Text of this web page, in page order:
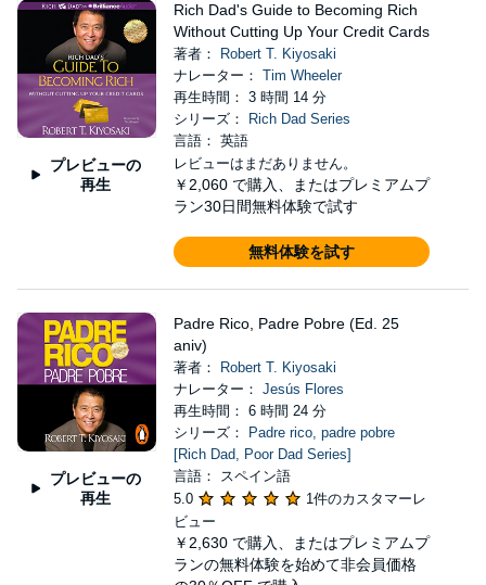
プレビューの
再生
Rich Dad's Guide to Becoming Rich
Without Cutting Up Your Credit Cards
著者：
Robert T. Kiyosaki
ナレーター： Tim Wheeler
再生時間： 3 時間 14 分
シリーズ：
Rich Dad Series
言語： 英語
レビューはまだありません。
￥2,060 で購入、またはプレミアムプ
ラン30日間無料体験で試す
無料体験を試す
プレビューの
再生
Padre Rico, Padre Pobre (Ed. 25
aniv)
著者：
Robert T. Kiyosaki
ナレーター： Jesús Flores
再生時間： 6 時間 24 分
シリーズ：
Padre rico, padre pobre
[Rich Dad, Poor Dad Series]
言語： スペイン語
5.0
1件のカスタマーレ
ビュー
￥2,630 で購入、またはプレミアムプ
ランの無料体験を始めて非会員価格